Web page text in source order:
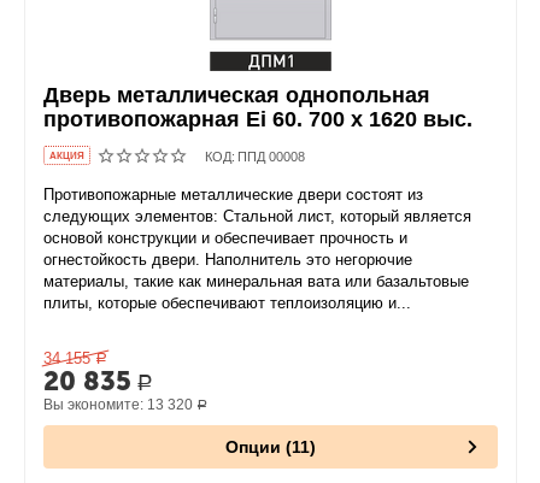
Дверь металлическая однопольная
противопожарная Ei 60. 700 x 1620 выс.
AКЦИЯ КОД: ППД 00008
Противопожарные металлические двери состоят из
следующих элементов: Стальной лист, который является
основой конструкции и обеспечивает прочность и
огнестойкость двери. Наполнитель это негорючие
материалы, такие как минеральная вата или базальтовые
плиты, которые обеспечивают теплоизоляцию и...
34 155 Р
20 835 Р
Вы экономите: 13 320 Р
Опции (11)